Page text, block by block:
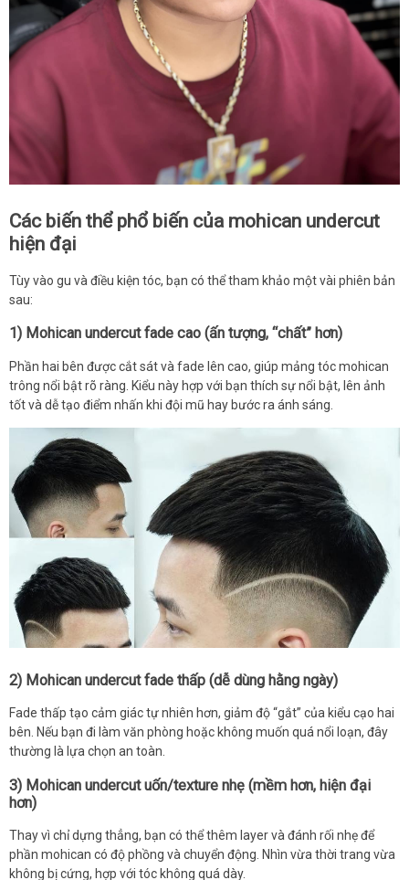
Các biến thể phổ biến của mohican undercut
hiện đại
Tùy vào gu và điều kiện tóc, bạn có thể tham khảo một vài phiên bản
sau:
1) Mohican undercut fade cao (ấn tượng, “chất” hơn)
Phần hai bên được cắt sát và fade lên cao, giúp mảng tóc mohican
trông nổi bật rõ ràng. Kiểu này hợp với bạn thích sự nổi bật, lên ảnh
tốt và dễ tạo điểm nhấn khi đội mũ hay bước ra ánh sáng.
2) Mohican undercut fade thấp (dễ dùng hằng ngày)
Fade thấp tạo cảm giác tự nhiên hơn, giảm độ “gắt” của kiểu cạo hai
bên. Nếu bạn đi làm văn phòng hoặc không muốn quá nổi loạn, đây
thường là lựa chọn an toàn.
3) Mohican undercut uốn/texture nhẹ (mềm hơn, hiện đại
hơn)
Thay vì chỉ dựng thẳng, bạn có thể thêm layer và đánh rối nhẹ để
phần mohican có độ phồng và chuyển động. Nhìn vừa thời trang vừa
không bị cứng, hợp với tóc không quá dày.